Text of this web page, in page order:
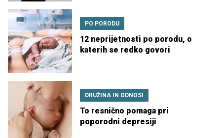
PO PORODU
12 neprijetnosti po porodu, o
katerih se redko govori
DRUŽINA IN ODNOSI
To resnično pomaga pri
poporodni depresiji